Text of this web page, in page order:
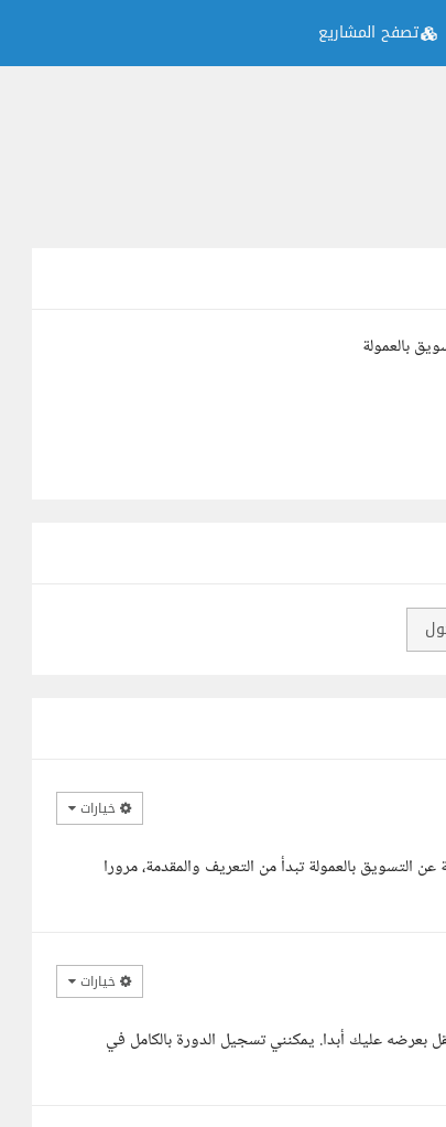
تصفح المشاريع
بالعمولة
خيارات
التسويق بالعمولة تبدأ من التعريف والمقدمة، مرورا
خيارات
عليك أبدا. يمكنني تسجيل الدورة بالكامل في